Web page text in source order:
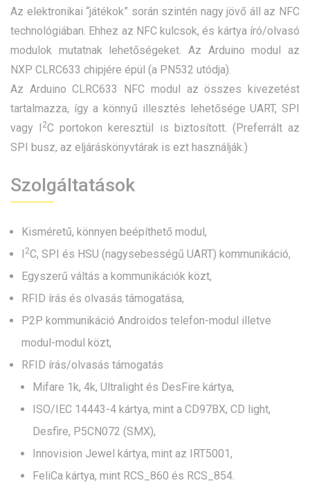
Az elektronikai “játékok” során szintén nagy jövő áll az NFC
technológiában. Ehhez az NFC kulcsok, és kártya író/olvasó
modulok mutatnak lehetőségeket. Az Arduino modul az
NXP CLRC633 chipjére épül (a PN532 utódja).
Az Arduino CLRC633 NFC modul az összes kivezetést
tartalmazza, így a könnyű illesztés lehetősége UART, SPI
vagy I
2C portokon keresztül is biztosított. (Preferrált az
SPI busz, az eljáráskönyvtárak is ezt használják.)
Szolgáltatások
Kisméretű, könnyen beépíthető modul,
2C, SPI és HSU (nagysebességű UART) kommunikáció,
Egyszerű váltás a kommunikációk közt,
RFID írás és olvasás támogatása,
P2P kommunikáció Androidos telefon-modul illetve
modul-modul közt,
RFID írás/olvasás támogatás
Mifare 1k, 4k, Ultralight és DesFire kártya,
ISO/IEC 14443-4 kártya, mint a CD97BX, CD light,
Desfire, P5CN072 (SMX),
Innovision Jewel kártya, mint az IRT5001,
FeliCa kártya, mint RCS_860 és RCS_854.